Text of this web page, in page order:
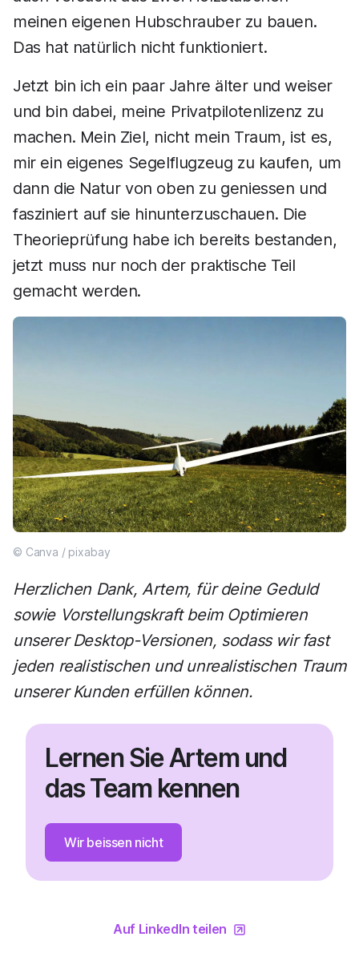
meinen eigenen Hubschrauber zu bauen.
Das hat natürlich nicht funktioniert.
Jetzt bin ich ein paar Jahre älter und weiser
und bin dabei, meine Privatpilotenlizenz zu
machen. Mein Ziel, nicht mein Traum, ist es,
mir ein eigenes Segelflugzeug zu kaufen, um
dann die Natur von oben zu geniessen und
fasziniert auf sie hinunterzuschauen. Die
Theorieprüfung habe ich bereits bestanden,
jetzt muss nur noch der praktische Teil
gemacht werden.
© Canva / pixabay
Herzlichen Dank, Artem, für deine Geduld
sowie Vorstellungskraft beim Optimieren
unserer Desktop-Versionen, sodass wir fast
jeden realistischen und unrealistischen Traum
unserer Kunden erfüllen können.
Lernen Sie Artem und
das Team kennen
Wir beissen nicht
Auf LinkedIn teilen